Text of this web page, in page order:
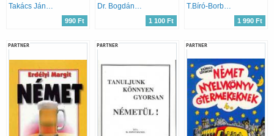
Takács Jánosné-Hofmann László
990 Ft
Dr. Bogdány Ferenc
1 100 Ft
T.Bíró-Borbély-Csizmadia-Hatvani
1 990 Ft
PARTNER PARTNER PARTNER